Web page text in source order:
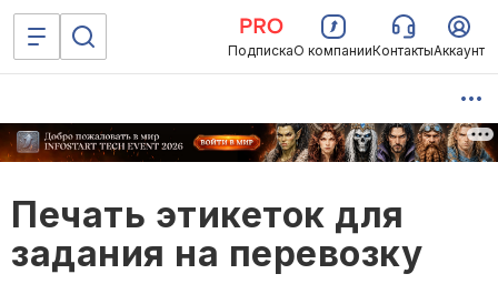
ПодпискаО компанииКонтактыАккаунт
Печать этикеток для
задания на перевозку